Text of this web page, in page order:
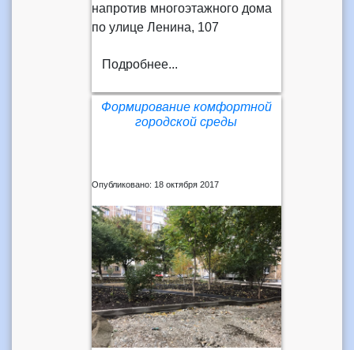
напротив многоэтажного дома
по улице Ленина, 107
Подробнее...
Формирование комфортной
городской среды
Опубликовано: 18 октября 2017